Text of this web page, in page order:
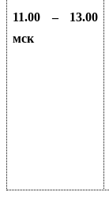
11.00 – 13.00
мск